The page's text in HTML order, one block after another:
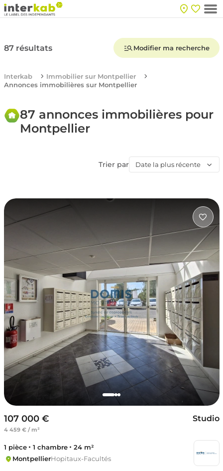
87 résultats Modifier ma recherche
Interkab
Immobilier sur Montpellier
Annonces immobilières sur Montpellier
87 annonces immobilières pour
Montpellier
Trier par Date la plus récente
107 000 €
4 459 € / m²
Studio
1 pièce 1 chambre
24 m²
MontpellierHopitaux-Facultés